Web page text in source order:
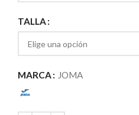
TALLA
MARCA JOMA